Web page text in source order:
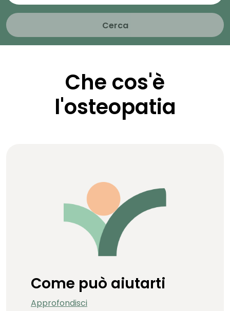
Cerca
Che cos'è
l'osteopatia
Come può aiutarti
Approfondisci